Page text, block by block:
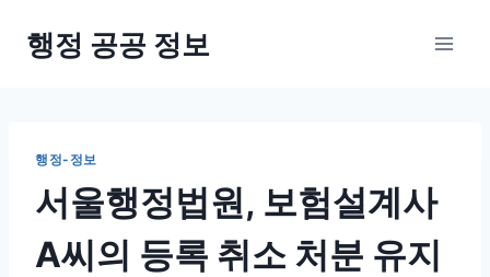
행정 공공 정보
행정-정보
서울행정법원, 보험설계사
A씨의 등록 취소 처분 유지